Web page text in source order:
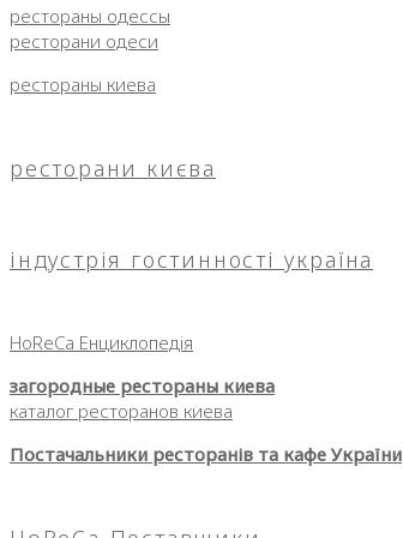
рестораны одессы
ресторани одеси
рестораны киева
ресторани києва
індустрія гостинності україна
HoReCa Енциклопедія
загородные рестораны киева
каталог ресторанов киева
Постачальники ресторанів та кафе України